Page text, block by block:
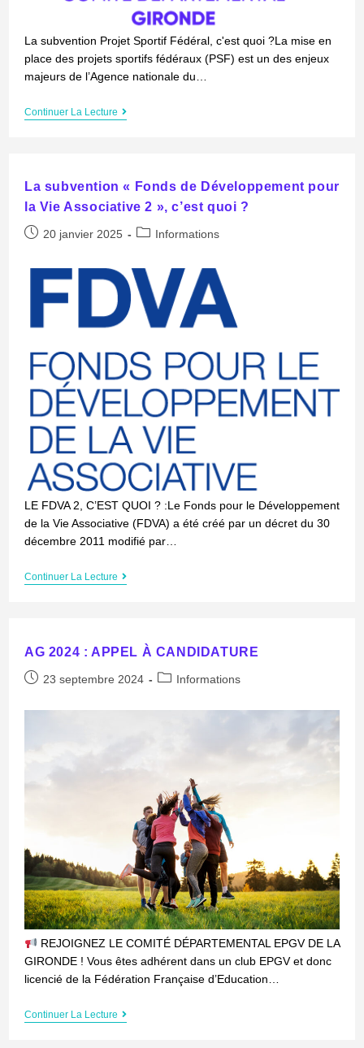
La subvention Projet Sportif Fédéral, c'est quoi ?La mise en
place des projets sportifs fédéraux (PSF) est un des enjeux
majeurs de l’Agence nationale du…
Continuer La Lecture
La subvention « Fonds de Développement pour
la Vie Associative 2 », c’est quoi ?
20 janvier 2025 Informations
LE FDVA 2, C’EST QUOI ? :Le Fonds pour le Développement
de la Vie Associative (FDVA) a été créé par un décret du 30
décembre 2011 modifié par…
Continuer La Lecture
AG 2024 : APPEL À CANDIDATURE
23 septembre 2024 Informations
REJOIGNEZ LE COMITÉ DÉPARTEMENTAL EPGV DE LA
GIRONDE ! Vous êtes adhérent dans un club EPGV et donc
licencié de la Fédération Française d’Education…
Continuer La Lecture